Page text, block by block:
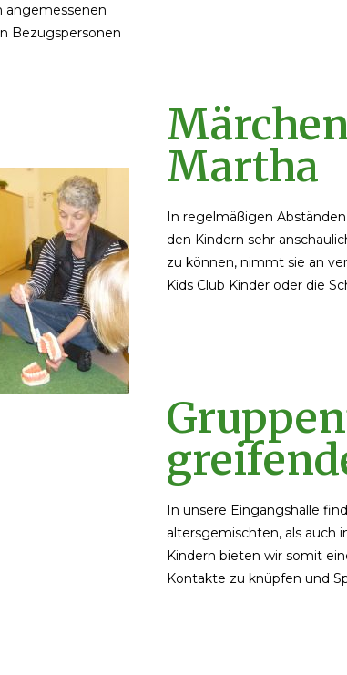
angemessenen
Bezugspersonen
Martha
In regelmäßigen
den Kindern sehr
zu können, nimmt sie an
Kids Club Kinder oder die
In unsere Eingangshalle
altersgemischten, als auch
Kindern bieten wir somit
Kontakte zu knüpfen und